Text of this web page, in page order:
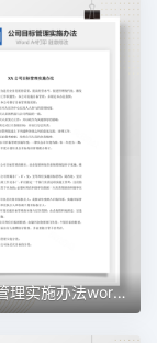
公司目标管理实施办法word文档